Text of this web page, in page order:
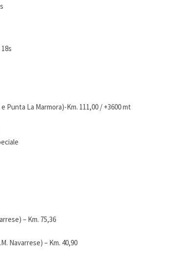
Punta La Marmora)-Km. 111,00 / +3600 mt
– Km. 75,36
Navarrese) – Km. 40,90